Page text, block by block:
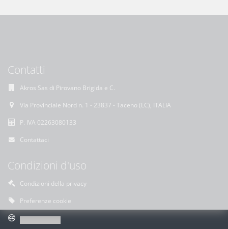
Contatti
Akros Sas di Pirovano Brigida e C.
Via Provinciale Nord n. 1 - 23837 - Taceno (LC), ITALIA
P. IVA 02263080133
Contattaci
Condizioni d'uso
Condizioni della privacy
Preferenze cookie